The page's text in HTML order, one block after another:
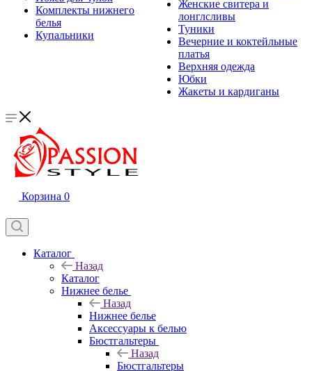
Комплекты нижнего
белья
Купальники
Женские свитера и
лонглсливы
Туники
Вечерние и коктейльные
платья
Верхняя одежда
Юбки
Жакеты и кардиганы
Корзина 0
Каталог
Назад
Каталог
Нижнее белье
Назад
Нижнее белье
Аксессуары к белью
Бюстгальтеры
Назад
Бюстгальтеры